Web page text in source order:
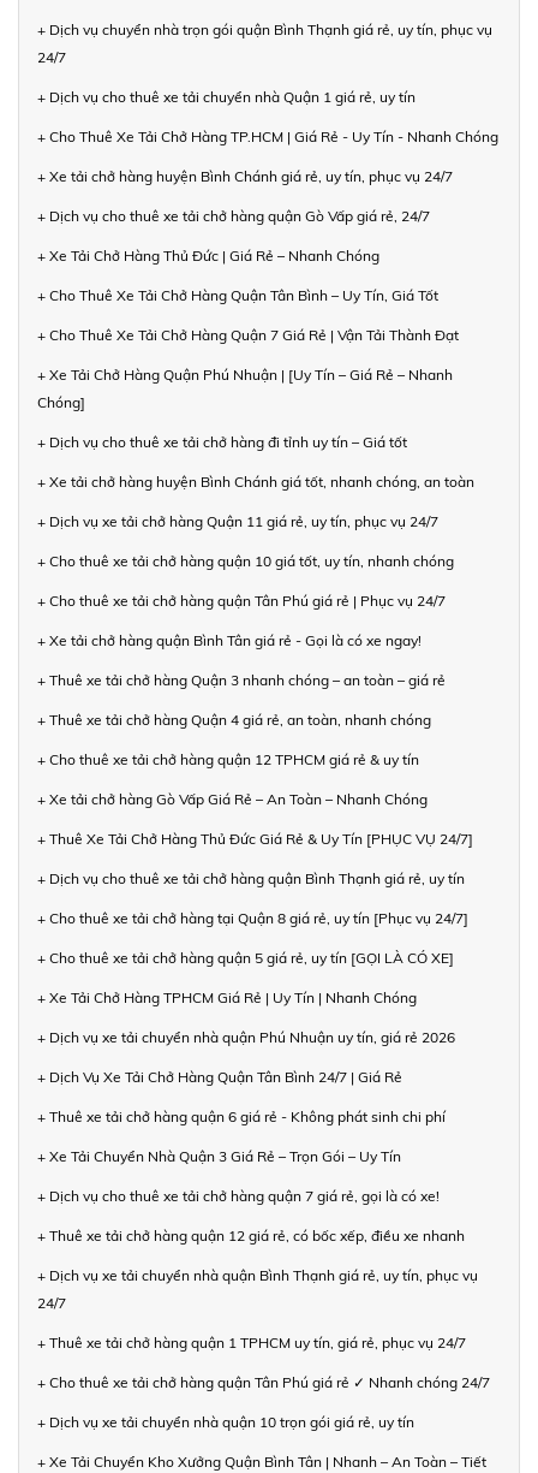
+ Dịch vụ chuyển nhà trọn gói quận Bình Thạnh giá rẻ, uy tín, phục vụ
24/7
+ Dịch vụ cho thuê xe tải chuyển nhà Quận 1 giá rẻ, uy tín
+ Cho Thuê Xe Tải Chở Hàng TP.HCM | Giá Rẻ - Uy Tín - Nhanh Chóng
+ Xe tải chở hàng huyện Bình Chánh giá rẻ, uy tín, phục vụ 24/7
+ Dịch vụ cho thuê xe tải chở hàng quận Gò Vấp giá rẻ, 24/7
+ Xe Tải Chở Hàng Thủ Đức | Giá Rẻ – Nhanh Chóng
+ Cho Thuê Xe Tải Chở Hàng Quận Tân Bình – Uy Tín, Giá Tốt
+ Cho Thuê Xe Tải Chở Hàng Quận 7 Giá Rẻ | Vận Tải Thành Đạt
+ Xe Tải Chở Hàng Quận Phú Nhuận | [Uy Tín – Giá Rẻ – Nhanh
Chóng]
+ Dịch vụ cho thuê xe tải chở hàng đi tỉnh uy tín – Giá tốt
+ Xe tải chở hàng huyện Bình Chánh giá tốt, nhanh chóng, an toàn
+ Dịch vụ xe tải chở hàng Quận 11 giá rẻ, uy tín, phục vụ 24/7
+ Cho thuê xe tải chở hàng quận 10 giá tốt, uy tín, nhanh chóng
+ Cho thuê xe tải chở hàng quận Tân Phú giá rẻ | Phục vụ 24/7
+ Xe tải chở hàng quận Bình Tân giá rẻ - Gọi là có xe ngay!
+ Thuê xe tải chở hàng Quận 3 nhanh chóng – an toàn – giá rẻ
+ Thuê xe tải chở hàng Quận 4 giá rẻ, an toàn, nhanh chóng
+ Cho thuê xe tải chở hàng quận 12 TPHCM giá rẻ & uy tín
+ Xe tải chở hàng Gò Vấp Giá Rẻ – An Toàn – Nhanh Chóng
+ Thuê Xe Tải Chở Hàng Thủ Đức Giá Rẻ & Uy Tín [PHỤC VỤ 24/7]
+ Dịch vụ cho thuê xe tải chở hàng quận Bình Thạnh giá rẻ, uy tín
+ Cho thuê xe tải chở hàng tại Quận 8 giá rẻ, uy tín [Phục vụ 24/7]
+ Cho thuê xe tải chở hàng quận 5 giá rẻ, uy tín [GỌI LÀ CÓ XE]
+ Xe Tải Chở Hàng TPHCM Giá Rẻ | Uy Tín | Nhanh Chóng
+ Dịch vụ xe tải chuyển nhà quận Phú Nhuận uy tín, giá rẻ 2026
+ Dịch Vụ Xe Tải Chở Hàng Quận Tân Bình 24/7 | Giá Rẻ
+ Thuê xe tải chở hàng quận 6 giá rẻ - Không phát sinh chi phí
+ Xe Tải Chuyển Nhà Quận 3 Giá Rẻ – Trọn Gói – Uy Tín
+ Dịch vụ cho thuê xe tải chở hàng quận 7 giá rẻ, gọi là có xe!
+ Thuê xe tải chở hàng quận 12 giá rẻ, có bốc xếp, điều xe nhanh
+ Dịch vụ xe tải chuyển nhà quận Bình Thạnh giá rẻ, uy tín, phục vụ
24/7
+ Thuê xe tải chở hàng quận 1 TPHCM uy tín, giá rẻ, phục vụ 24/7
+ Cho thuê xe tải chở hàng quận Tân Phú giá rẻ ✓ Nhanh chóng 24/7
+ Dịch vụ xe tải chuyển nhà quận 10 trọn gói giá rẻ, uy tín
+ Xe Tải Chuyển Kho Xưởng Quận Bình Tân | Nhanh – An Toàn – Tiết